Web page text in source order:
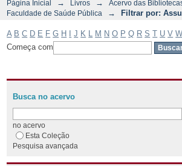
Página Inicial → Livros → Acervo das
Faculdade de Saúde Pública
→ Filtrar por:
A B C D E F G H J K M N O P Q R S T U V W
Começa com
Busca no acervo
no acervo
Esta Coleção
Pesquisa avançada